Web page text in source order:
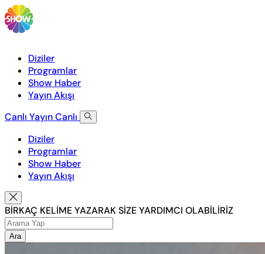
Diziler
Programlar
Show Haber
Yayın Akışı
Canlı YayınCanlı
Diziler
Programlar
Show Haber
Yayın Akışı
BİRKAÇ KELİME YAZARAK SİZE YARDIMCI OLABİLİRİZ
Ara